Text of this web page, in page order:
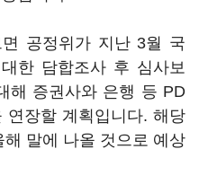
공정위가 지난 3월 국
한 담합조사 후 심사보
해 증권사와 은행 등 PD
연장할 계획입니다. 해당
말에 나올 것으로 예상